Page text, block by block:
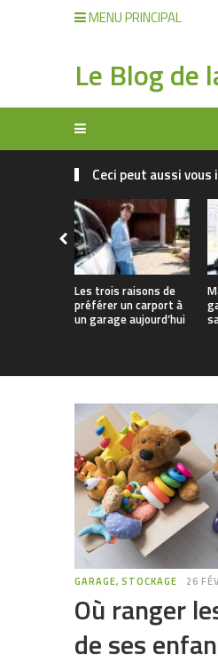
MENU PRINCIPAL
Le Blog de
Ceci peut aussi
Les trois raisons de
préférer un carport à
un garage aujourd’hui
GARAGE, STOCKAGE 26
Où ranger
de ses